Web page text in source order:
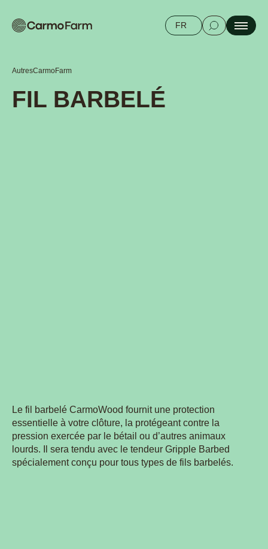
FR
AutresCarmoFarm
FIL BARBELÉ
Le fil barbelé CarmoWood fournit une protection
essentielle à votre clôture, la protégeant contre la
pression exercée par le bétail ou d’autres animaux
lourds. Il sera tendu avec le tendeur Gripple Barbed
spécialement conçu pour tous types de fils barbelés.